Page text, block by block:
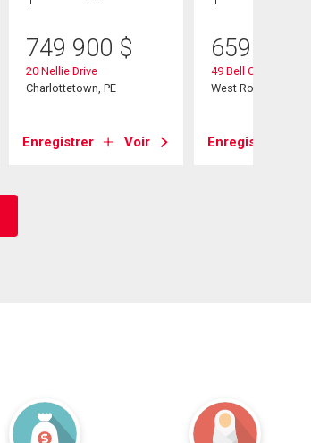
749 900 $
20 Nellie Drive
Charlottetown, PE
Enregistrer Voir
659 000
49 Bell Crescent
West Royalty, PE
Enregistrer